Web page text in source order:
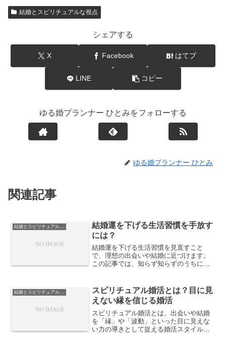
結婚とスピリチュアルな視点
シェアする
X Facebook はてブ
LINE コピー
ゆる婚プランナー ひとみをフォローする
ゆる婚プランナー ひとみ
関連記事
結婚とスピリチュアルな視点
結婚運を下げる生活習慣を手放す
には？
結婚運を下げる生活習慣を見直すこと
で、理想の出会いや結婚に近づけます。
この記事では、知らず知らずのうちに婚
スピリチュアル婚活とは？目に見
えない縁を信じる婚活
スピリチュアル婚活とは、出会いや結婚
を「縁」や「波動」といった目に見えな
い力の導きとして捉える婚活スタイルで